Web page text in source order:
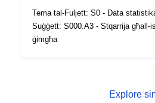
Tema tal-Fuljett: S0 - Data
Suġġett: S000.A3 - Stqarrija għall-
ġimgħa
Explore